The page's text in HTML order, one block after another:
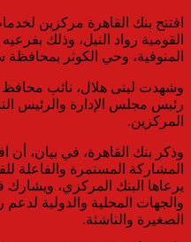
افتتح بنك القاهرة مركزين
القومية رواد النيل، وذلك
المنوفية، وحي الكوثر بمحافظة
وشهدت لبنى هلال، نائب محافظ
رئيس مجلس الإدارة والرئيس
المركزين.
وذكر بنك القاهرة، في بيان، أن
المشاركة المستمرة والفاعلة
يرعاها البنك المركزي، ويشارك
والجهات المحلية والدولية
الصغيرة والناشئة.